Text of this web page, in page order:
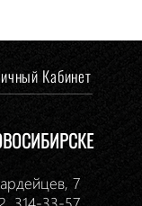
Кабинет
7